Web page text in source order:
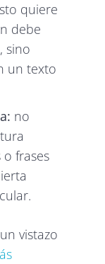
quiere
debe
sino
un texto
no
o frases
vistazo